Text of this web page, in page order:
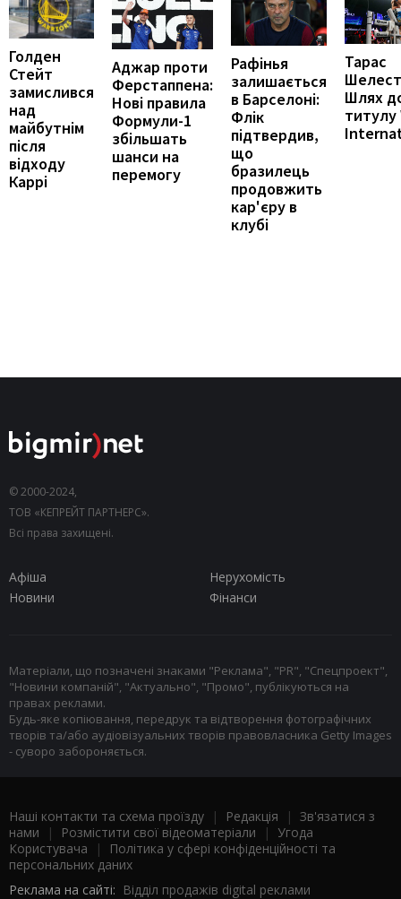
Голден
Стейт
замислився
над
майбутнім
після
відходу
Каррі
Аджар проти
Ферстаппена:
Нові правила
Формули-1
збільшать
шанси на
перемогу
Рафінья
залишається
в Барселоні:
Флік
підтвердив,
що
бразилець
продовжить
кар'єру в
клубі
Тарас
Шлях
титулу
© 2000-2024,
ТОВ «КЕПРЕЙТ ПАРТНЕРС».
Всі права захищені.
Афіша
Нерухомість
Новини
Фінанси
Матеріали, що позначені знаками "Реклама", "PR", "Спецпроект",
"Новини компаній", "Актуально", "Промо", публікуються на
правах реклами.
Будь-яке копіювання, передрук та відтворення фотографічних
творів та/або аудіовізуальних творів правовласника Getty Images
- суворо забороняється.
Наші контакти та схема проїзду | Редакція | Зв'язатися з
нами | Розмістити свої відеоматеріали | Угода
Користувача |
Політика у сфері конфіденційності та
персональних даних
Реклама на сайті: Відділ продажів digital реклами